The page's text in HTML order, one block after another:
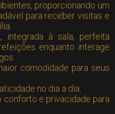
proporcionando um
para receber visitas e
integrada à sala, perfeita
enquanto interage
comodidade para seus
no dia a dia.
conforto e privacidade para